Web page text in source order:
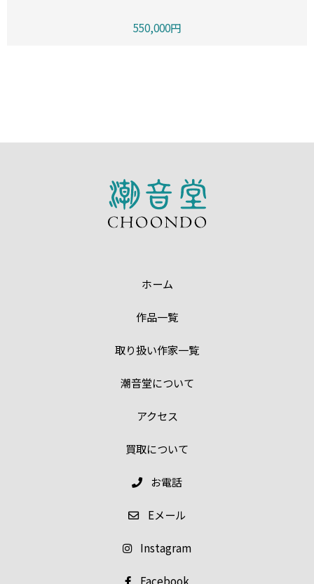
550,000円
ホーム
作品一覧
取り扱い作家一覧
潮音堂について
アクセス
買取について
お電話
Eメール
Instagram
Facebook